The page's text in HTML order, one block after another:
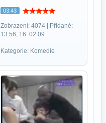
03:43
Zobrazení: 4074 | Přidané:
13:56, 16. 02 09
Kategorie: Komedie